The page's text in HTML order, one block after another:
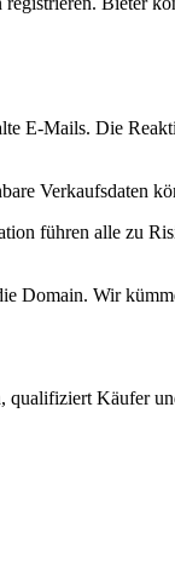
E-Mails. Die
Verkaufsdaten
führen alle zu
Domain. Wir
Käufer